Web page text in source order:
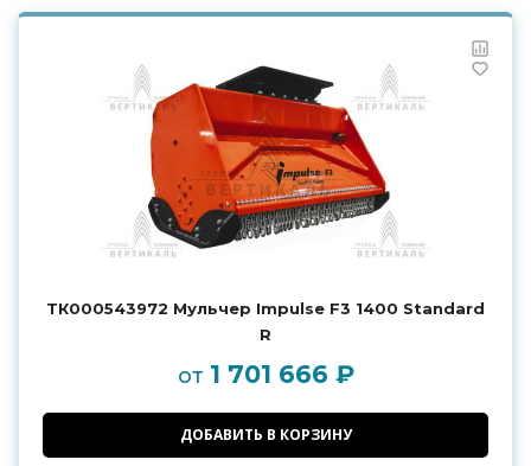
ТК000543972 Мульчер Impulse F3 1400 Standard
R
от 1 701 666 ₽
ДОБАВИТЬ В КОРЗИНУ